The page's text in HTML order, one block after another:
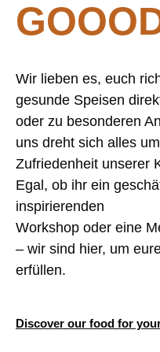
Wir lieben es, euch
gesunde Speisen
oder zu besonderen
uns dreht sich alles
Zufriedenheit unserer
Egal, ob ihr ein
inspirierenden
Workshop oder eine
– wir sind hier, um
erfüllen.
Discover our food for